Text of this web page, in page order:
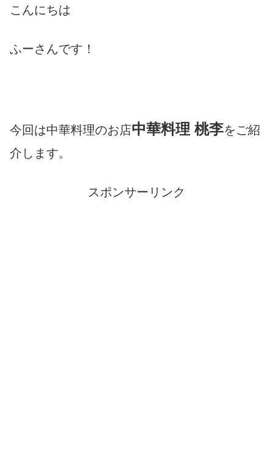
こんにちは
ふーさんです！
今回は中華料理のお店中華料理 桃李をご紹
介します。
スポンサーリンク